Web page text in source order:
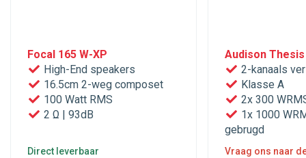
Focal 165 W-XP
High-End speakers
16.5cm 2-weg composet
100 Watt RMS
2 Ω | 93dB
Direct leverbaar
Audison
2-kanaals
Klasse A
2x 300
1x 1000
gebrugd
Vraag ons naar